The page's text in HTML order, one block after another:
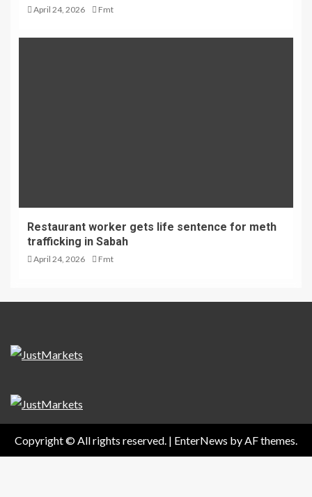
April 24, 2026 Fmt
Restaurant worker gets life sentence for meth
trafficking in Sabah
April 24, 2026 Fmt
Copyright © All rights reserved. | EnterNews by AF themes.